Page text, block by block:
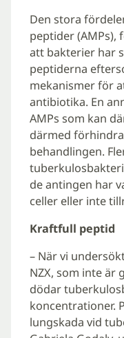
Den stora
peptider (AMPs),
att bakterier har
peptiderna
mekanismer för
antibiotika. En
AMPs som kan
därmed
behandlingen.
de antingen har
celler eller inte
Kraftfull peptid
– När vi
NZX, som inte är
dödar
koncentrationer.
lungskada vid